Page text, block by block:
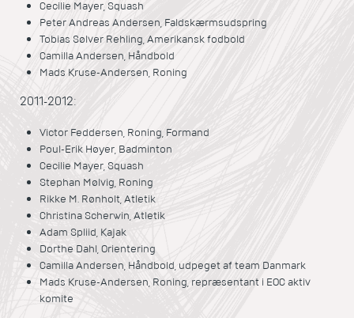
Cecilie Mayer, Squash
Peter Andreas Andersen, Faldskærmsudspring
Tobias Sølver Rehling, Amerikansk fodbold
Camilla Andersen, Håndbold
Mads Kruse-Andersen, Roning
2011-2012:
Victor Feddersen, Roning, Formand
Poul-Erik Høyer, Badminton
Cecilie Mayer, Squash
Stephan Mølvig, Roning
Rikke M. Rønholt, Atletik
Christina Scherwin, Atletik
Adam Spliid, Kajak
Dorthe Dahl, Orientering
Camilla Andersen, Håndbold, udpeget af team Danmark
Mads Kruse-Andersen, Roning, repræsentant i EOC aktiv
komite